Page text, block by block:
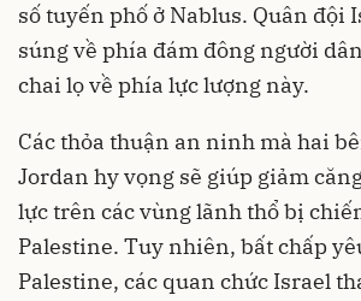
số tuyến phố ở Nablus. Quân đội
súng về phía đám đông người
chai lọ về phía lực lượng này.
Các thỏa thuận an ninh mà hai
Jordan hy vọng sẽ giúp giảm
lực trên các vùng lãnh thổ bị
Palestine. Tuy nhiên, bất chấp
Palestine, các quan chức Israel